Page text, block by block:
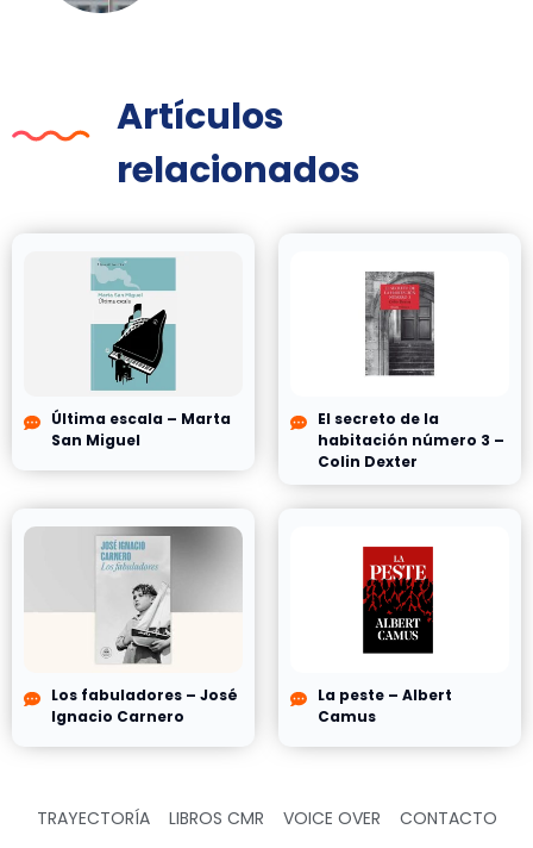
Artículos
relacionados
Última escala – Marta
San Miguel
El secreto de la
habitación número 3 –
Colin Dexter
Los fabuladores – José
Ignacio Carnero
La peste – Albert
Camus
TRAYECTORÍA LIBROS CMR VOICE OVER CONTACTO